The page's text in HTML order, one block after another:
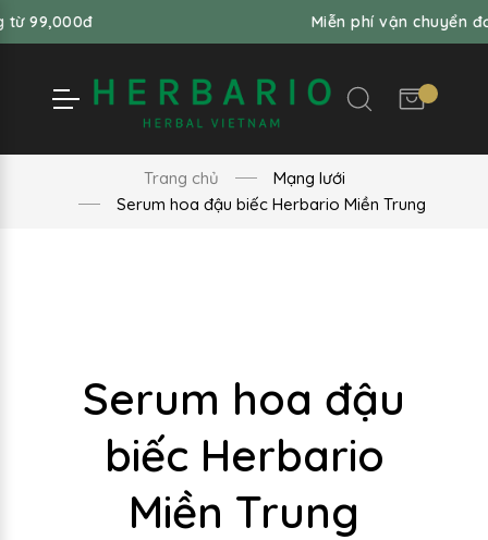
Miễn phí vận chuyển đơn
Trang chủ
Mạng lưới
Serum hoa đậu biếc Herbario Miền Trung
Serum hoa đậu
biếc Herbario
Miền Trung